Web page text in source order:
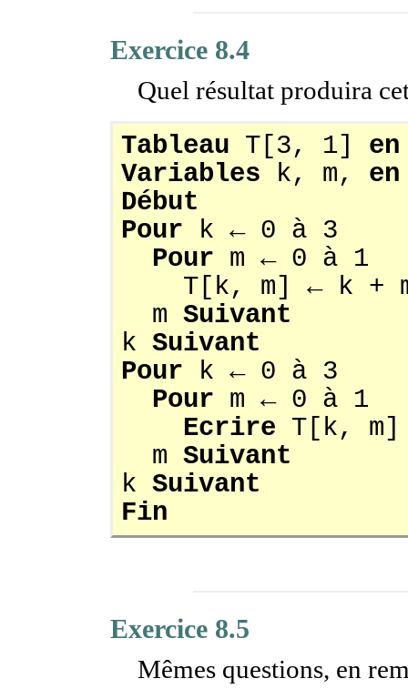
Exercice 8.4
Quel résultat produira
Tableau T[3, 1] en
Variables k, m, en
Début
Pour k ← 0 à 3
Pour m ← 0 à 1
T[k, m] ← k +
m Suivant
k Suivant
Pour k ← 0 à 3
Pour m ← 0 à 1
Ecrire T[k, m]
m Suivant
k Suivant
Fin
Exercice 8.5
Mêmes questions, en